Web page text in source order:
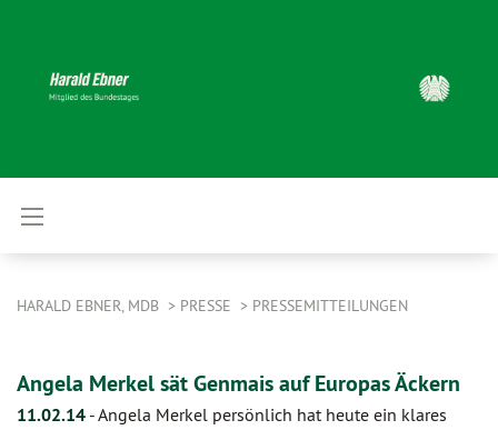
HARALD EBNER, MDB PRESSE PRESSEMITTEILUNGEN
Angela Merkel sät Genmais auf Europas Äckern
11.02.14 -Angela Merkel persönlich hat heute ein klares